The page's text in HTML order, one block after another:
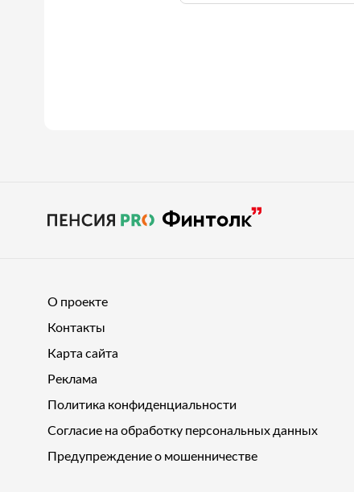
О проекте
Контакты
Карта сайта
Реклама
Политика конфиденциальности
Согласие на обработку персональных данных
Предупреждение о мошенничестве